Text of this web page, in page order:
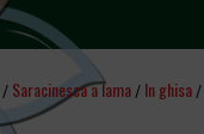
/ Saracinesca a lama / In ghisa /